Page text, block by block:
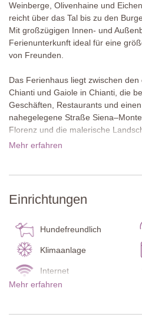
Weinberge, Olivenhaine und
reicht über das Tal bis zu den
Mit großzügigen Innen- und
Ferienunterkunft ideal für eine
von Freunden.
Das Ferienhaus liegt zwischen
Chianti und Gaiole in Chianti, die
Geschäften, Restaurants und
nahegelegene Straße
Florenz und die malerische
zu erreichen. Casale Beretuzzo ist
Mit viel Liebe zum Detail und unter
restauriert und verbindet so
Balkendecken und helles Dekor
Atmosphäre. Die offenen
und Entspannen ein. Der Pool
herrlichen Blick auf die umliegende
Neben dem Ferienhaus steht das
des Landguts unterstreicht. An
Mehr erfahren
Einrichtungen
Hundefreundlich
Klimaanlage
Internet
Rauchmelder
Mehr erfahren